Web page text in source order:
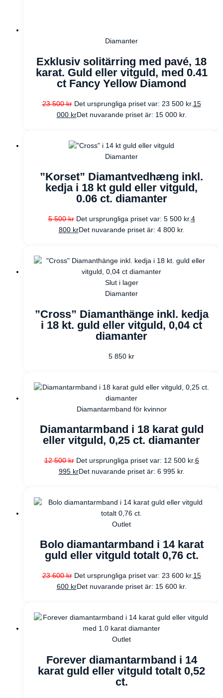
Diamanter
Exklusiv solitärring med pavé, 18
karat. Guld eller vitguld, med 0.41
ct Fancy Yellow Diamond
23 500kr Det ursprungliga priset var: 23 500 kr. 15
000 krDet nuvarande priset är: 15 000 kr.
Diamanter
”Korset” Diamantvedhæng inkl.
kedja i 18 kt guld eller vitguld,
0.06 ct. diamanter
5 500kr Det ursprungliga priset var: 5 500 kr.4
800 krDet nuvarande priset är: 4 800 kr.
Slut i lager
Diamanter
”Cross” Diamanthänge inkl. kedja
i 18 kt. guld eller vitguld, 0,04 ct
diamanter
5 850 kr
Diamantarmband för kvinnor
Diamantarmband i 18 karat guld
eller vitguld, 0,25 ct. diamanter
12 500kr Det ursprungliga priset var: 12 500 kr. 6
995 krDet nuvarande priset är: 6 995 kr.
Outlet
Bolo diamantarmband i 14 karat
guld eller vitguld totalt 0,76 ct.
23 600kr Det ursprungliga priset var: 23 600 kr.15
600 krDet nuvarande priset är: 15 600 kr.
Outlet
Forever diamantarmband i 14
karat guld eller vitguld totalt 0,52
ct.